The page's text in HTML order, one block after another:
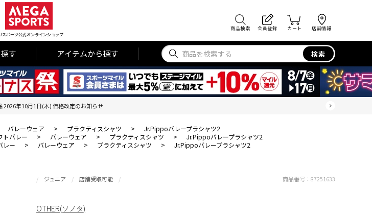
スポーツ公式オンラインショップ
商品検索 会員登録 カート 店舗情報
す アイテムから探す 検索
2026年10月1日(木) 価格改定のお知らせ
バレーウェア > プラクティスシャツ >
Jr.Pippoバレープラシャツ2
トバレー > バレーウェア > プラクティスシャツ >
Jr.Pippoバレープラシャツ2
レー > バレーウェア > プラクティスシャツ > Jr.Pippoバレープラシャツ2
ジュニア 店舗受取可能 商品番号： 87251633
OTHER(ソノタ)